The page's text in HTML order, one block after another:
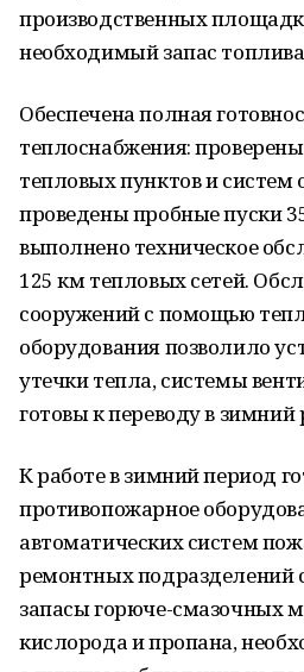
производственных
необходимый запас
Обеспечена полная
теплоснабжения:
тепловых пунктов и систем
проведены пробные пуски
выполнено техническое
125 км тепловых сетей.
сооружений с помощью
оборудования позволило
утечки тепла, системы
готовы к переводу в
К работе в зимний период
противопожарное
автоматических систем
ремонтных
запасы горюче-смазочных
кислорода и пропана,